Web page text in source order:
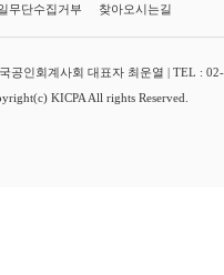
무단수집거부 찾아오시는길
공인회계사회 대표자 최운열 | TEL :
KICPA All rights Reserved.